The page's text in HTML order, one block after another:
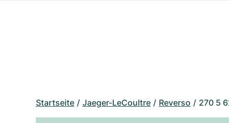
Startseite Jaeger-LeCoultre Reverso 270 5